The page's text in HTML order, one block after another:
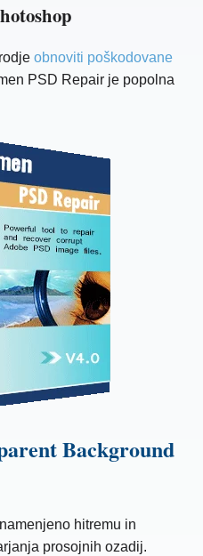
obnoviti poškodovane
PSD Repair je popolna
Background
hitremu in
prosojnih ozadij.